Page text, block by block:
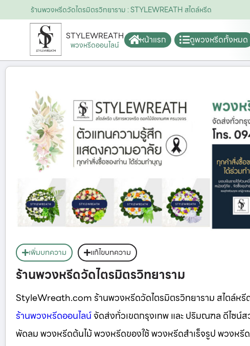
ร้านพวงหรีดวัดไตรมิตรวิทยาราม : STYLEWREATH สไตล์หรีด
STYLEWREATH
พวงหรีดออนไลน์ หน้าแรก ดูพวงหรีดทั้งหมด
เพิ่มบทความ แก้ไขบทความ
ร้านพวงหรีดวัดไตรมิตรวิทยาราม
StyleWreath.com ร้านพวงหรีดวัดไตรมิตรวิทยาราม สไตล์ห
ร้านพวงหรีดออนไลน์จัดส่งทั่วเขตกรุงเทพ และ ปริมณฑล ดีไซน์
พัดลม พวงหรีดต้นไม้ พวงหรีดของใช้ พวงหรีดสำเร็จรูป พวงห